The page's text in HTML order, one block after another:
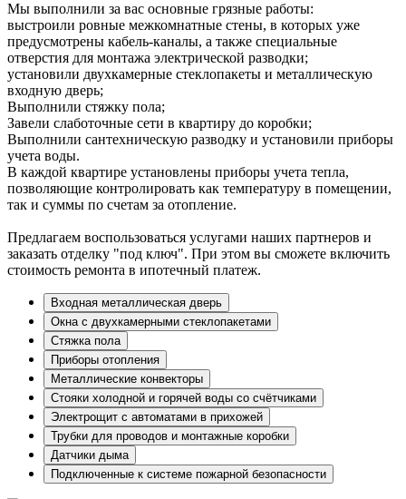
Мы выполнили за вас основные грязные работы:
выстроили ровные межкомнатные стены, в которых уже
предусмотрены кабель-каналы, а также специальные
отверстия для монтажа электрической разводки;
установили двухкамерные стеклопакеты и металлическую
входную дверь;
Выполнили стяжку пола;
Завели слаботочные сети в квартиру до коробки;
Выполнили сантехническую разводку и установили приборы
учета воды.
В каждой квартире установлены приборы учета тепла,
позволяющие контролировать как температуру в помещении,
так и суммы по счетам за отопление.
Предлагаем воспользоваться услугами наших партнеров и
заказать отделку "под ключ". При этом вы сможете включить
стоимость ремонта в ипотечный платеж.
Входная металлическая дверь
Окна с двухкамерными стеклопакетами
Стяжка пола
Приборы отопления
Металлические конвекторы
Стояки холодной и горячей воды со счётчиками
Электрощит с автоматами в прихожей
Трубки для проводов и монтажные коробки
Датчики дыма
Подключенные к системе пожарной безопасности